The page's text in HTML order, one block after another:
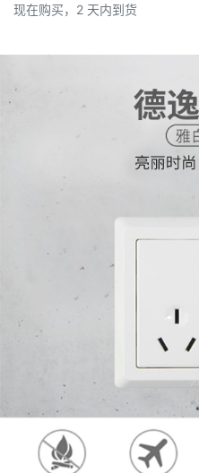
现在购买，2 天内到货